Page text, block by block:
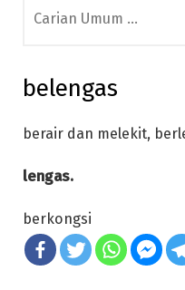
for:
belengas
berair dan melekit,
lengas.
berkongsi